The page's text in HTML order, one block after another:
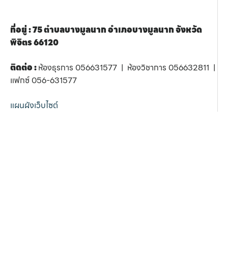
ที่อยู่ : 75 ตำบลบางมูลนาก อำเภอบางมูลนาก จังหวัด
พิจิตร 66120
ติดต่อ :ห้องธุรการ 056631577 | ห้องวิชาการ 056632811 |
แฟกซ์ 056-631577
แผนผังเว็บไซต์